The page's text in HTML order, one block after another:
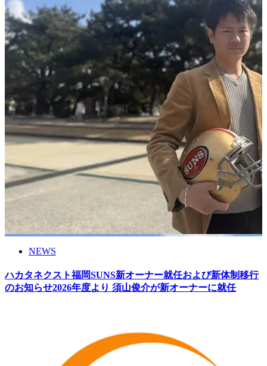
NEWS
ハカタネクスト福岡SUNS新オーナー就任および新体制移行
のお知らせ2026年度より 須山俊介が新オーナーに就任